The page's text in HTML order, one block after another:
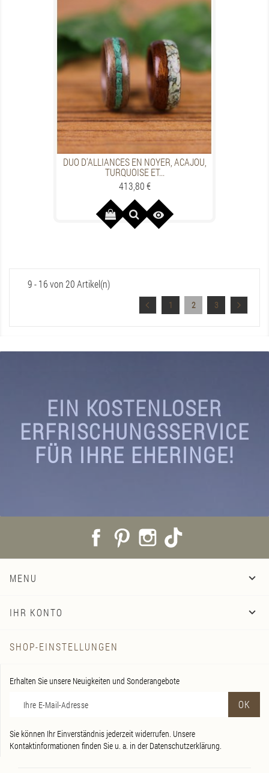
DUO D'ALLIANCES EN NOYER, ACAJOU,
TURQUOISE ET...
Preis
413,80 €

9 - 16 von 20 Artikel(n)
1 2 3
EIN KOSTENLOSER
ERFRISCHUNGSSERVICE
FÜR IHRE EHERINGE!
FacebookPinterest Instagram
MENU 
IHR KONTO 
SHOP-EINSTELLUNGEN
Erhalten Sie unsere Neuigkeiten und Sonderangebote
Sie können Ihr Einverständnis jederzeit widerrufen. Unsere
Kontaktinformationen finden Sie u. a. in der Datenschutzerklärung.